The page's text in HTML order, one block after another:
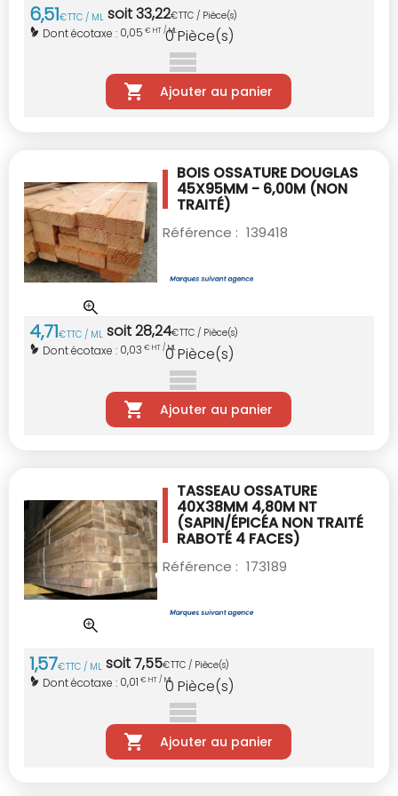
6,51€TTC / ML soit33,22€TTC / Pièce(s)
Dont écotaxe : 0,05 € HT / ML
0Pièce(s)
Ajouter au panier
BOIS OSSATURE DOUGLAS
45X95MM - 6,00M (NON
TRAITÉ)
Référence : 139418
4,71€TTC / ML soit28,24€TTC / Pièce(s)
Dont écotaxe : 0,03 € HT / ML
0Pièce(s)
Ajouter au panier
TASSEAU OSSATURE
40X38MM 4,80M NT
(SAPIN/ÉPICÉA NON TRAITÉ
RABOTÉ 4 FACES)
Référence : 173189
1,57€TTC / ML soit7,55€TTC / Pièce(s)
Dont écotaxe : 0,01 € HT / ML
0 Pièce(s)
Ajouter au panier